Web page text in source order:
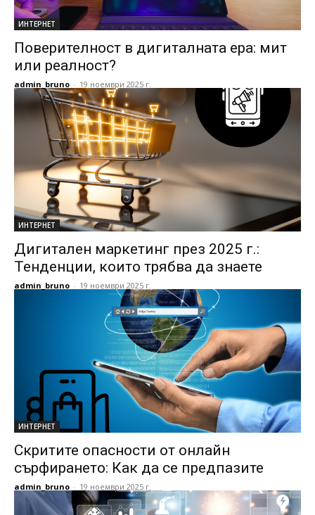
ИНТЕРНЕТ
Поверителност в дигиталната ера: мит
или реалност?
admin_bruno - 19 ноември 2025 г.
ИНТЕРНЕТ
Дигитален маркетинг през 2025 г.:
Тенденции, които трябва да знаете
admin_bruno - 19 ноември 2025 г.
ИНТЕРНЕТ
Скритите опасности от онлайн
сърфирането: Как да се предпазите
admin_bruno - 19 ноември 2025 г.